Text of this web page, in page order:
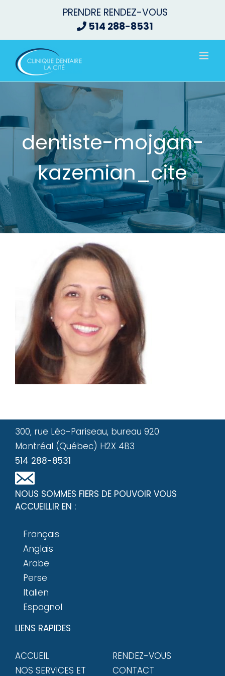
PRENDRE RENDEZ-VOUS
514 288-8531
dentiste-mojgan-
kazemian_cite
300, rue Léo-Pariseau, bureau 920
Montréal (Québec) H2X 4B3
514 288-8531
NOUS SOMMES FIERS DE POUVOIR VOUS
ACCUEILLIR EN :
Français
Anglais
Arabe
Perse
Italien
Espagnol
LIENS RAPIDES
ACCUEIL
RENDEZ-VOUS
NOS SERVICES ET
CONTACT